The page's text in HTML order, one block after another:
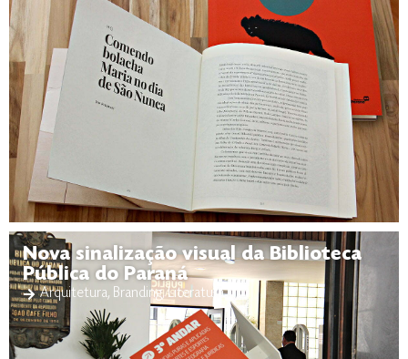
Nova sinalização visual da Biblioteca
Pública do Paraná
Arquitetura, Branding,Literatura